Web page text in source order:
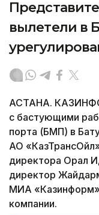
вылетели в
АСТАНА.
с бастующими
порта (БМП) в
АО
директора Орал
директор
МИА
компании.